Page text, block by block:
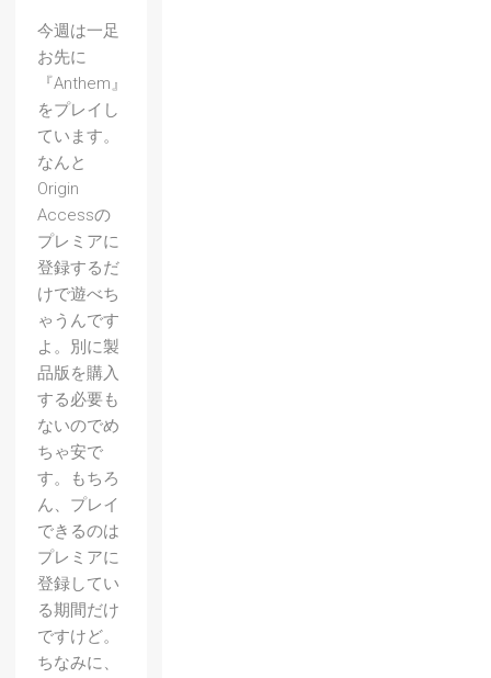
今週は一足
お先に
『Anthem』
をプレイし
ています。
なんと
Origin
Accessの
プレミアに
登録するだ
けで遊べち
ゃうんです
よ。別に製
品版を購入
する必要も
ないのでめ
ちゃ安で
す。もちろ
ん、プレイ
できるのは
プレミアに
登録してい
る期間だけ
ですけど。
ちなみに、